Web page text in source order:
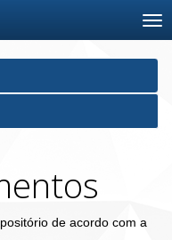
de acordo com a